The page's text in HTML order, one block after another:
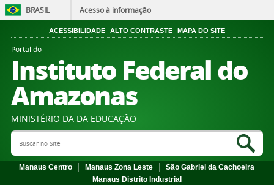
BRASIL Acesso à informação
ACESSIBILIDADE ALTO CONTRASTE MAPA DO SITE
Portal do
Instituto Federal do
Amazonas
MINISTÉRIO DA DA EDUCAÇÃO
Search Site
Manaus Centro Manaus Zona Leste
São Gabriel da Cachoeira
Manaus Distrito Industrial